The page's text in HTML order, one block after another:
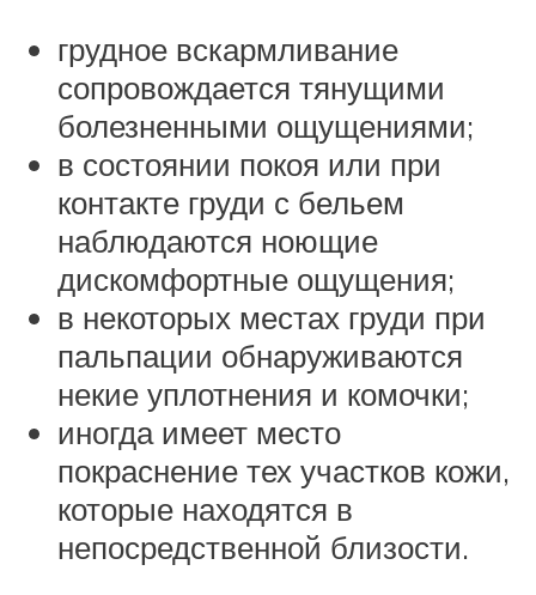
грудное вскармливание
сопровождается тянущими
болезненными ощущениями;
в состоянии покоя или при
контакте груди с бельем
наблюдаются ноющие
дискомфортные ощущения;
в некоторых местах груди при
пальпации обнаруживаются
некие уплотнения и комочки;
иногда имеет место
покраснение тех участков кожи,
которые находятся в
непосредственной близости.